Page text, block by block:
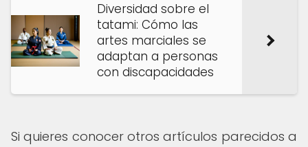
Diversidad sobre el
tatami: Cómo las
artes marciales se
adaptan a personas
con discapacidades
Si quieres conocer otros artículos parecidos a